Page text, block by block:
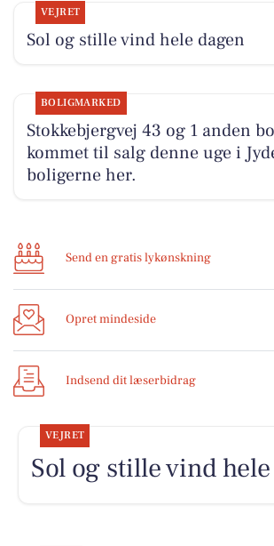
VEJRET
Sol og stille vind hele dagen
BOLIGMARKED
Stokkebjergvej 43 og 1 anden
kommet til salg denne uge i
boligerne her.
Send en gratis lykønskning
Opret mindeside
Indsend dit læserbidrag
VEJRET
Sol og stille vind